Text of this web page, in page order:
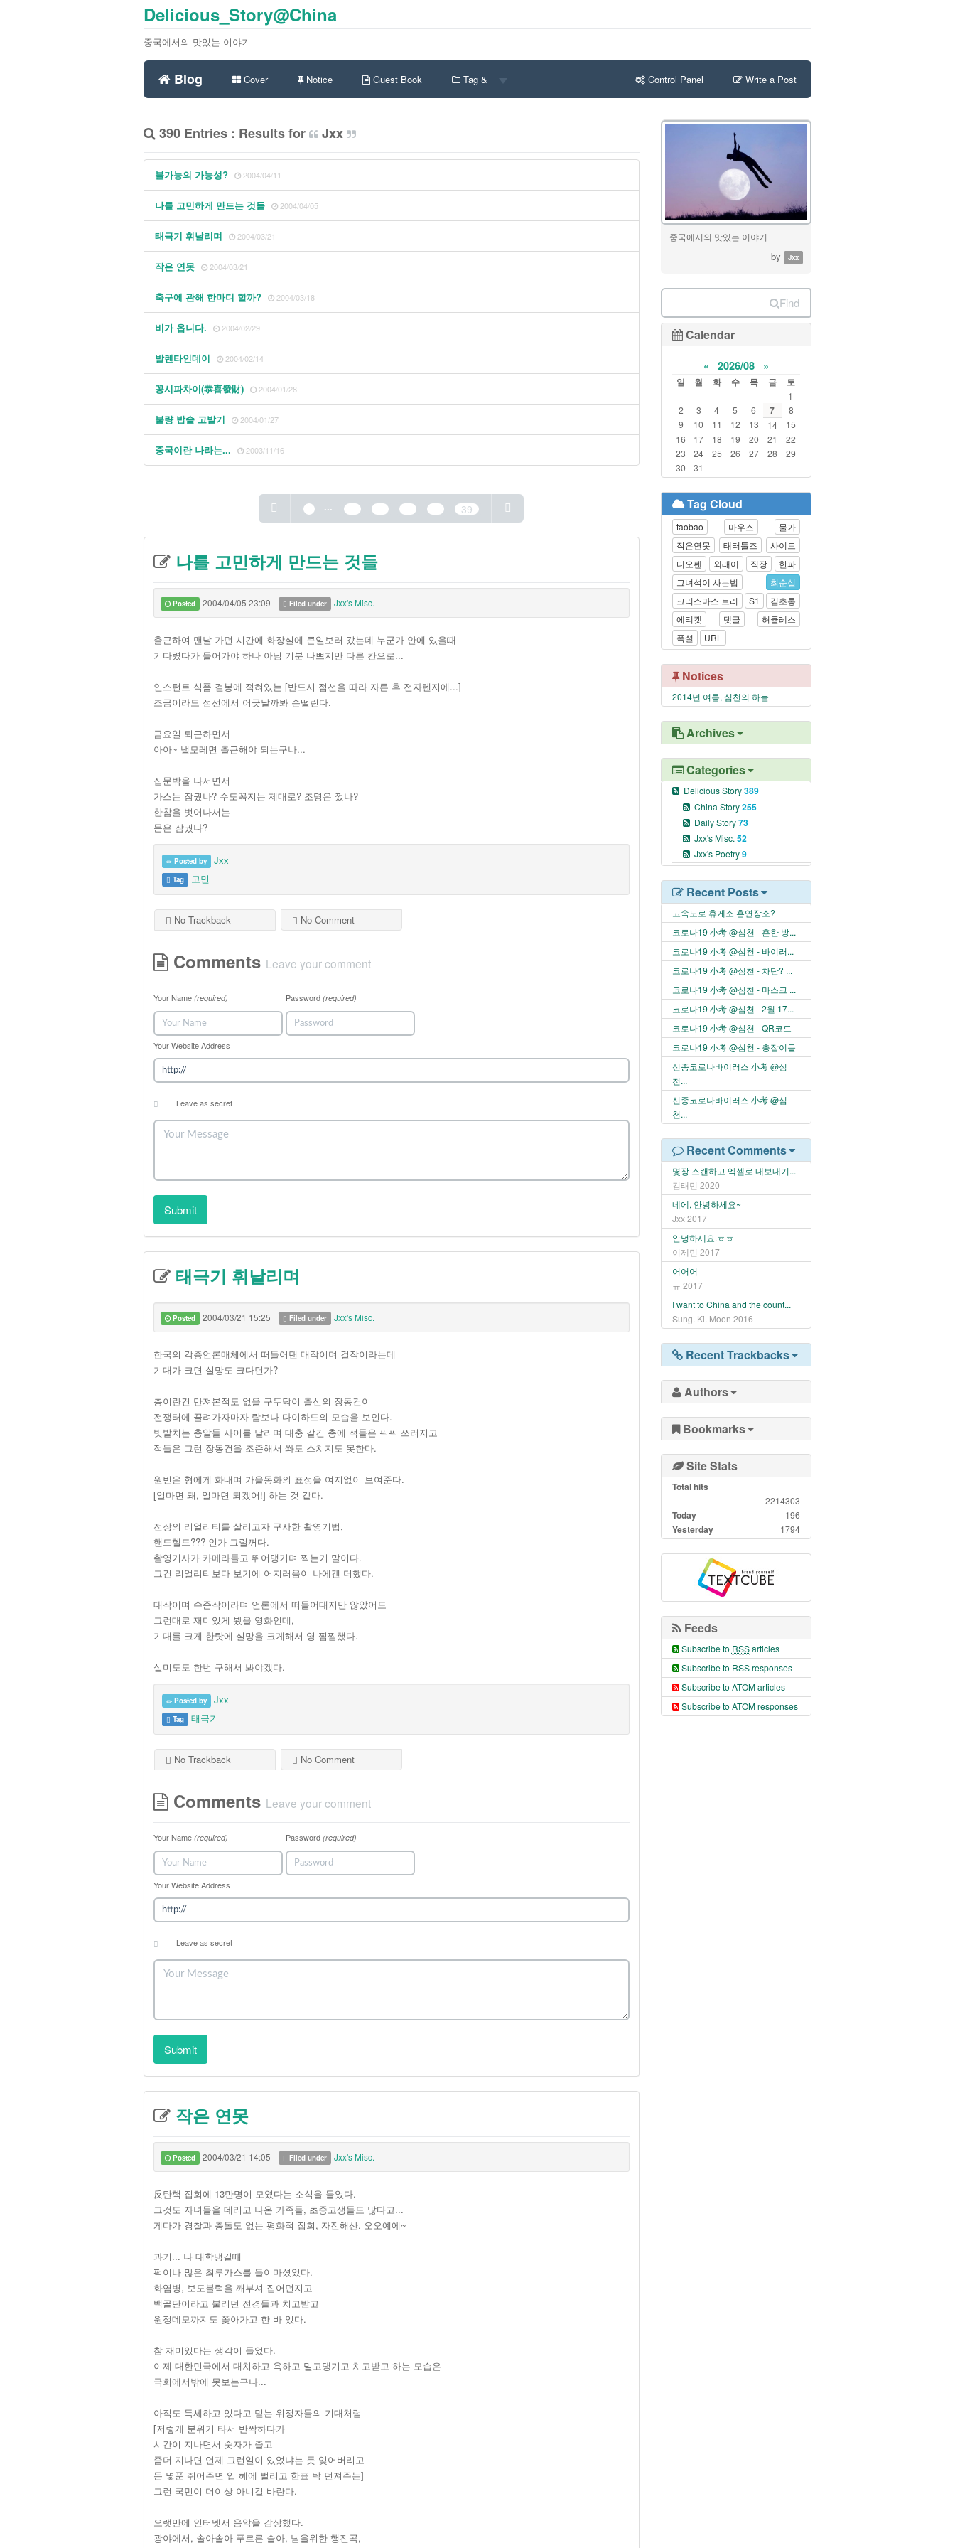
Delicious_Story@China
중국에서의 맛있는 이야기
Blog Cover Notice Guest Book Tag & Control Panel Write a Post
390 Entries : Results for Jxx
불가능의 가능성? 2004/04/11
나를 고민하게 만드는 것들 2004/04/05
태극기 휘날리며 2004/03/21
작은 연못 2004/03/21
축구에 관해 한마디 할까? 2004/03/18
비가 옵니다. 2004/02/29
발렌타인데이 2004/02/14
꽁시파차이(恭喜發財) 2004/01/28
불량 밥솥 고발기 2004/01/27
중국이란 나라는... 2003/11/16
1 ... 35 36 37 38 39
나를 고민하게 만드는 것들
Posted 2004/04/05 23:09 Filed under Jxx's Misc.
출근하여 맨날 가던 시간에 화장실에 큰일보러 갔는데 누군가 안에 있을때
기다렸다가 들어가야 하나 아님 기분 나쁘지만 다른 칸으로...
인스턴트 식품 겉봉에 적혀있는 [반드시 점선을 따라 자른 후 전자렌지에...]
조금이라도 점선에서 어긋날까봐 손떨린다.
금요일 퇴근하면서
아아~ 낼모레면 출근해야 되는구나...
집문밖을 나서면서
가스는 잠궜나? 수도꼮지는 제대로? 조명은 껐나?
한참을 벗어나서는
문은 잠궜나?
Posted by Jxx
Tag 고민
No Trackback No Comment
Comments Leave your comment
Your Name (required) Password (required)
Your Website Address
Leave as secret
Submit
태극기 휘날리며
Posted 2004/03/21 15:25 Filed under Jxx's Misc.
한국의 각종언론매체에서 떠들어댄 대작이며 걸작이라는데
기대가 크면 실망도 크다던가?
총이란건 만져본적도 없을 구두닦이 출신의 장동건이
전쟁터에 끌려가자마자 람보나 다이하드의 모습을 보인다.
빗발치는 총알들 사이를 달리며 대충 갈긴 총에 적들은 픽픽 쓰러지고
적들은 그런 장동건을 조준해서 쏴도 스치지도 못한다.
원빈은 형에게 화내며 가을동화의 표정을 여지없이 보여준다.
[얼마면 돼, 얼마면 되겠어!] 하는 것 같다.
전장의 리얼리티를 살리고자 구사한 촬영기법,
핸드헬드??? 인가 그럴꺼다.
촬영기사가 카메라들고 뛰어댕기며 찍는거 말이다.
그건 리얼리티보다 보기에 어지러움이 나에겐 더했다.
대작이며 수준작이라며 언론에서 떠들어대지만 않았어도
그런대로 재미있게 봤을 영화인데,
기대를 크게 한탓에 실망을 크게해서 영 찜찜했다.
실미도도 한번 구해서 봐야겠다.
Posted by Jxx
Tag 태극기
No Trackback No Comment
Comments Leave your comment
Your Name (required) Password (required)
Your Website Address
Leave as secret
Submit
작은 연못
Posted 2004/03/21 14:05 Filed under Jxx's Misc.
反탄핵 집회에 13만명이 모였다는 소식을 들었다.
그것도 자녀들을 데리고 나온 가족들, 초중고생들도 많다고...
게다가 경찰과 충돌도 없는 평화적 집회, 자진해산. 오오예에~
과거... 나 대학댕길때
퍽이나 많은 최루가스를 들이마셨었다.
화염병, 보도블럭을 깨부셔 집어던지고
백골단이라고 불리던 전경들과 치고받고
원정데모까지도 쫓아가고 한 바 있다.
참 재미있다는 생각이 들었다.
이제 대한민국에서 대치하고 욕하고 밀고댕기고 치고받고 하는 모습은
국회에서밖에 못보는구나...
아직도 득세하고 있다고 믿는 위정자들의 기대처럼
[저렇게 분위기 타서 반짝하다가
시간이 지나면서 숫자가 줄고
좀더 지나면 언제 그런일이 있었냐는 듯 잊어버리고
돈 몇푼 쥐어주면 입 헤에 벌리고 한표 탁 던져주는]
그런 국민이 더이상 아니길 바란다.
오랫만에 인터넷서 음악을 감상했다.
광야에서, 솔아솔아 푸르른 솔아, 님을위한 행진곡,
중국에서의 맛있는 이야기
by Jxx
Find
Calendar
« 2026/08 »
일 월 화 수 목 금 토
1
2
3 4 5 6 7
8
9
10 11 12 13 14
15
16
17 18 19 20 21
22
23
24 25 26 27 28
29
30
31
Tag Cloud
taobao 마우스
물가
작은연못
태터툴즈
사이트
디오펜
외래어 직장
한파
그녀석이 사는법
최순실
크리스마스 트리
S1
김초롱
에티켓
댓글
허큘레스
폭설
URL
Notices
2014년 여름, 심천의 하늘
Archives
Categories
Delicious Story389
China Story255
Daily Story73
Jxx's Misc. 52
Jxx's Poetry9
Recent Posts
고속도로 휴게소 흡연장소?
코로나19 小考 @심천 - 흔한 방...
코로나19 小考 @심천 - 바이러...
코로나19 小考 @심천 - 차단? ...
코로나19 小考 @심천 - 마스크 ...
코로나19 小考 @심천 - 2월 17...
코로나19 小考 @심천 - QR코드
코로나19 小考 @심천 - 총잡이들
신종코로나바이러스 小考 @심
천...
신종코로나바이러스 小考 @심
천...
Recent Comments
몇장 스캔하고 엑셀로 내보내기...
김태민 2020
네에, 안녕하세요~
Jxx 2017
안녕하세요.ㅎㅎ
이제민 2017
어어어
ㅠ 2017
I want to China and the count...
Sung. Ki. Moon 2016
Recent Trackbacks
Authors
Bookmarks
Site Stats
Total hits
2214303
Today 196
Yesterday 1794
Feeds
Subscribe to RSSarticles
Subscribe to RSS responses
Subscribe to ATOM articles
Subscribe to ATOM responses